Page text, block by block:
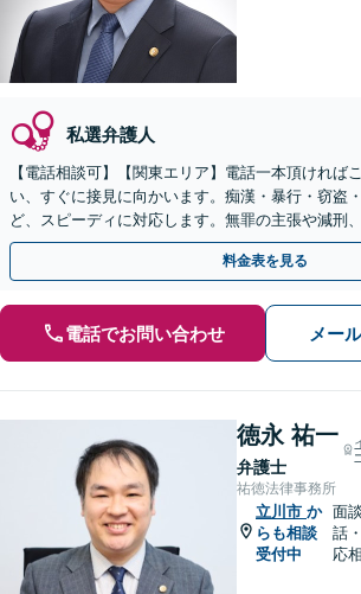
私選弁護人
【電話相談可】【関東エリア】電話一本頂ければ
い、すぐに接見に向かいます。痴漢・暴行・窃盗
ど、スピーディに対応します。無罪の主張や減刑
任せください【休日・夜間相談可】
料金表を見る
電話でお問い合わせ メー
徳永 祐一
弁護士
祐徳法律事務所
立川市 か
らも相談
受付中
面
話
応